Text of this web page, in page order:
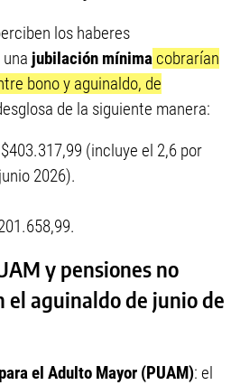
los haberes
jubilación mínima cobrarían
bono y aguinaldo, de
de la siguiente manera:
(incluye el 2,6 por
2026).
y pensiones no
aguinaldo de junio de
el Adulto Mayor (PUAM): el